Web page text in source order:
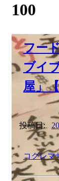
100
フー
ブイ
屋」
投稿日:
コグレマ